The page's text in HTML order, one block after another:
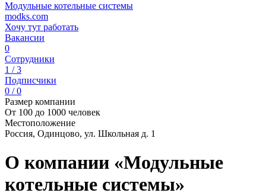
Модульные котельные системы
modks.com
Хочу тут работать
Вакансии
0
Сотрудники
1 / 3
Подписчики
0 / 0
Размер компании
От 100 до 1000 человек
Местоположение
Россия, Одинцово, ул. Школьная д. 1
О компании «Модульные
котельные системы»